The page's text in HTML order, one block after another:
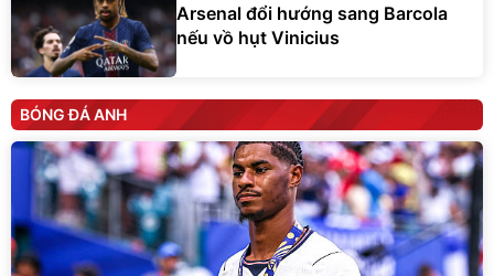
Arsenal đổi hướng sang Barcola
nếu vồ hụt Vinicius
BÓNG ĐÁ ANH